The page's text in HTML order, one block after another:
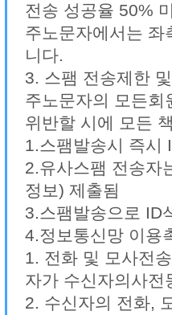
전송 성공율 50%
주노문자에서는 좌
니다.
3. 스팸 전송제한
주노문자의 모든회
위반할 시에 모든
1.스팸발송시 즉시
2.유사스팸 전송자
정보) 제출됨
3.스팸발송으로 ID
4.정보통신망 이용
1. 전화 및 모사전
자가 수신자의사전
2. 수신자의 전화,